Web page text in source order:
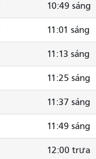
10:49 sáng
11:01 sáng
11:13 sáng
11:25 sáng
11:37 sáng
11:49 sáng
12:00 trưa